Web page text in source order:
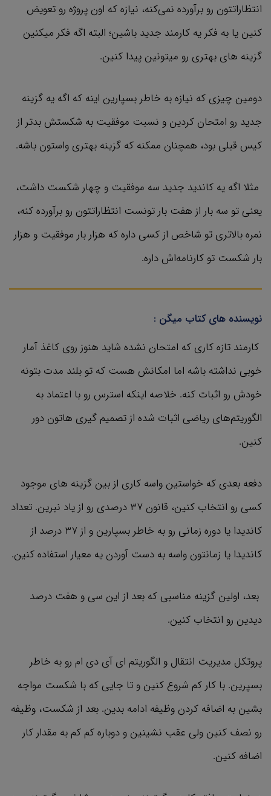
انتظاراتتون رو برآورده نمی‌کنه، نیازه که اون پروژه رو تعویض
کنین یا به فکر یه کارمند جدید باشین؛ البته اگه فکر میکنین
گزینه های بهتری رو میتونین پیدا کنین.
دومین چیزی که نیازه به خاطر بسپارین اینه که اگه یه گزینه
جدید رو امتحان کردین و نسبت موفقیت به شکستش بدتر از
کیس قبلی بود، همچنان ممکنه که گزینه بهتری واستون باشه.
مثلا اگه یه کاندید جدید سه موفقیت و چهار شکست داشت،
یعنی تو سه بار از هفت بار تونست انتظاراتتون رو برآورده کنه،
نمره بالاتری تو شاخص از کسی داره که هزار بار موفقیت و هزار
بار شکست تو کارنامه‌اش داره.
نویسنده های کتاب میگن :
کارمند تازه کاری که امتحان نشده شاید هنوز روی کاغذ آمار
خوبی نداشته باشه اما امکانش هست که تو بلند مدت بتونه
خودش رو اثبات کنه. خلاصه اینکه استرس رو با اعتماد به
الگوریتم‌های ریاضی اثبات شده از تصمیم گیری هاتون دور
کنین.
دفعه بعدی که خواستین واسه کاری از بین گزینه های موجود
کسی رو انتخاب کنین، قانون ۳۷ درصدی رو از یاد نبرین. تعداد
کاندیدا یا دوره زمانی رو به خاطر بسپارین و از ۳۷ درصد از
کاندیدا یا زمانتون واسه به دست آوردن یه معیار استفاده کنین.
بعد، اولین گزینه مناسبی که بعد از این سی و هفت درصد
دیدین رو انتخاب کنین.
پروتکل مدیریت انتقال و الگوریتم ای آي دی ام رو به خاطر
بسپرین. با کار کم شروع کنین و تا جایی که با شکست مواجه
بشین به اضافه کردن وظیفه ادامه بدین. بعد از شکست، وظیفه
رو نصف کنین ولی عقب نشینین و دوباره کم کم به مقدار کار
اضافه کنین.